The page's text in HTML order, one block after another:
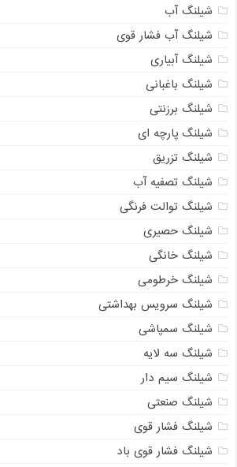
شیلنگ آب
شیلنگ آب فشار قوی
شیلنگ آبیاری
شیلنگ باغبانی
شیلنگ برزنتی
شیلنگ پارچه ای
شیلنگ تزریق
شیلنگ تصفیه آب
شیلنگ توالت فرنگی
شیلنگ حصیری
شیلنگ خانگی
شیلنگ خرطومی
شیلنگ سرویس بهداشتی
شیلنگ سمپاشی
شیلنگ سه لایه
شیلنگ سیم دار
شیلنگ صنعتی
شیلنگ فشار قوی
شیلنگ فشار قوی باد